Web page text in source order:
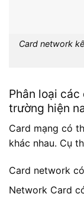
Card network
Phân loại
trường hiện
Card mạng có
khác nhau. Cụ
Card network
Network Card